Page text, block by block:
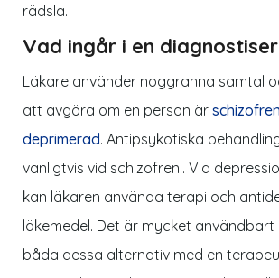
rädsla.
Vad ingår i en
Läkare använder noggranna samtal
att avgöra om en person är
deprimerad. Antipsykotiska
vanligtvis vid schizofreni. Vid
kan läkaren använda terapi och
läkemedel. Det är mycket
båda dessa alternativ med en